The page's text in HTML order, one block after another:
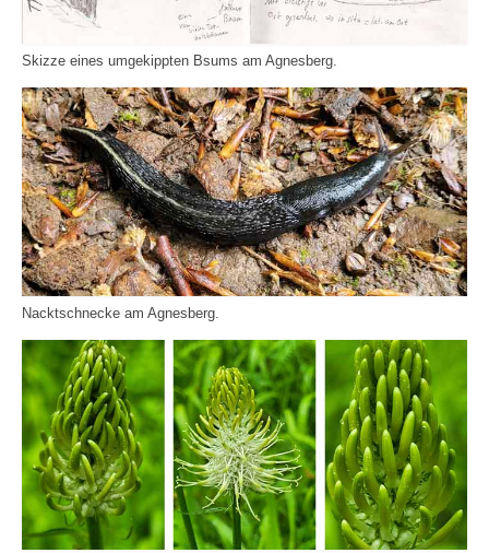
Skizze eines umgekippten Bsums am Agnesberg.
Nacktschnecke am Agnesberg.